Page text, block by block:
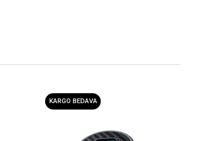
KARGO BEDAVA